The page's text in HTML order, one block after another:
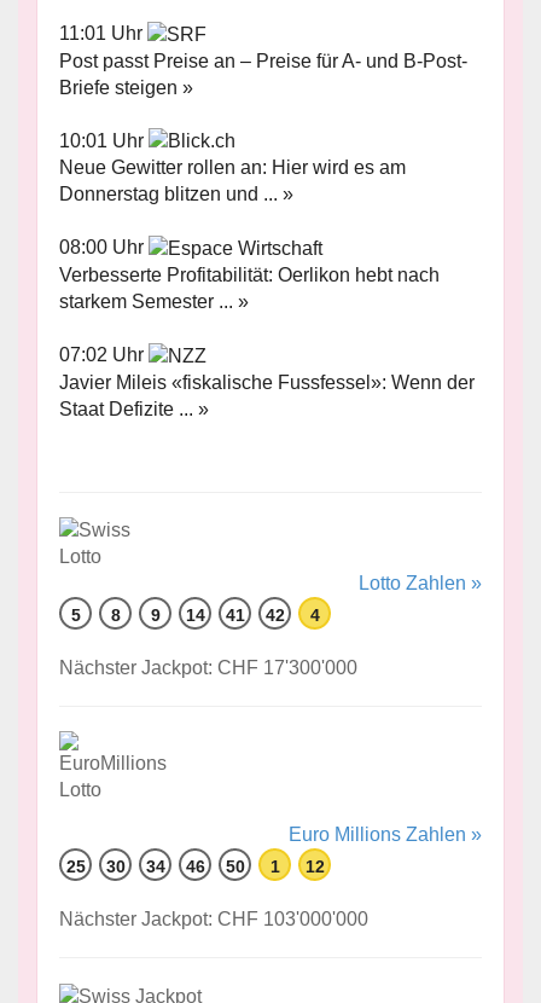
11:01 Uhr
Post passt Preise an – Preise für A- und B-Post-
Briefe steigen »
10:01 Uhr
Neue Gewitter rollen an: Hier wird es am
Donnerstag blitzen und ... »
08:00 Uhr
Verbesserte Profitabilität: Oerlikon hebt nach
starkem Semester ... »
07:02 Uhr
Javier Mileis «fiskalische Fussfessel»: Wenn der
Staat Defizite ... »
Lotto Zahlen »
5 8 9 14 41 42 4
Nächster Jackpot: CHF 17'300'000
Euro Millions Zahlen »
25 30 34 46 50 1 12
Nächster Jackpot: CHF 103'000'000